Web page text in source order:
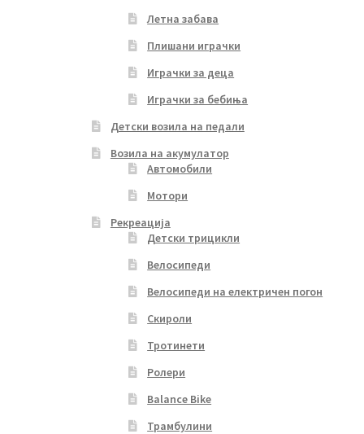
Летна забава
Плишани играчки
Играчки за деца
Играчки за бебиња
Детски возила на педали
Возила на акумулатор
Автомобили
Мотори
Рекреација
Детски трицикли
Велосипеди
Велосипеди на електричен погон
Скироли
Тротинети
Ролери
Balance Bike
Трамбулини